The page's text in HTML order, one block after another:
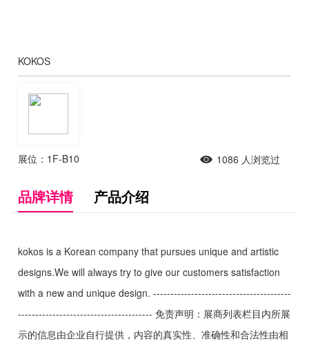
KOKOS
展位：1F-B10 1086 人浏览过
品牌详情 产品介绍
kokos is a Korean company that pursues unique and artistic
designs.We will always try to give our customers satisfaction
with a new and unique design. ----------------------------------------
--------------------------------------- 免责声明：展商列表栏目内所展
示的信息由企业自行提供，内容的真实性、准确性和合法性由相